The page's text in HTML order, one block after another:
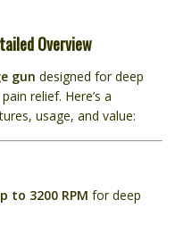
Overview
gun designed for deep
relief. Here’s a
usage, and value:
to 3200 RPM for deep